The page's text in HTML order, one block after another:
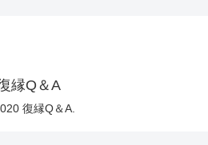
縁Q＆A
復縁Q＆A.